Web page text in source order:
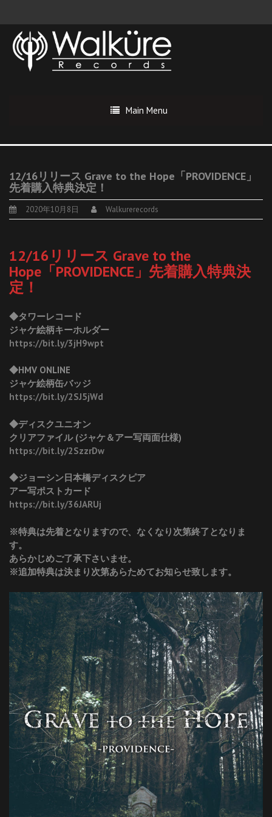
Main Menu
12/16リリース Grave to the Hope「PROVIDENCE」
先着購入特典決定！
2020年10月8日 Walkurerecords
12/16リリース Grave to the
Hope「PROVIDENCE」先着購入特典決
定！
◆タワーレコード
ジャケ絵柄キーホルダー
https://bit.ly/3jH9wpt
◆HMV ONLINE
ジャケ絵柄缶バッジ
https://bit.ly/2SJ5jWd
◆ディスクユニオン
クリアファイル (ジャケ＆アー写両面仕様)
https://bit.ly/2SzzrDw
◆ジョーシン日本橋ディスクピア
アー写ポストカード
https://bit.ly/36JARUj
※特典は先着となりますので、なくなり次第終了となりま
す。
あらかじめご了承下さいませ。
※追加特典は決まり次第あらためてお知らせ致します。